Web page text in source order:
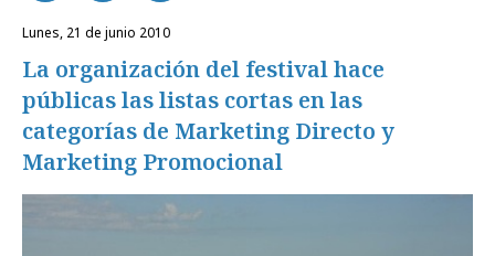
lunes, 21 de junio 2010
La organización del festival hace
públicas las listas cortas en las
categorías de Marketing Directo y
Marketing Promocional